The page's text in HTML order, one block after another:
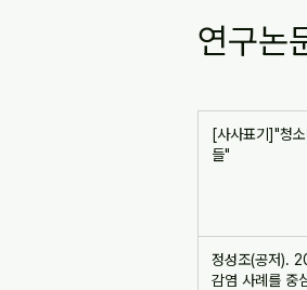
연구논
[사사표기]"청
들"
정성조(공저).
감염 사례를 중